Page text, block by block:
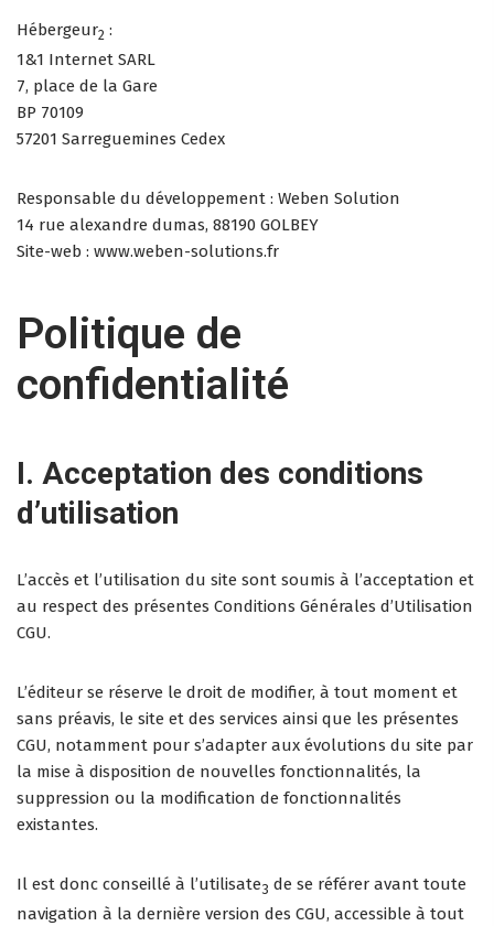
Hébergeur2 :
1&1 Internet SARL
7, place de la Gare
BP 70109
57201 Sarreguemines Cedex
Responsable du développement : Weben Solution
14 rue alexandre dumas, 88190 GOLBEY
Site-web : www.weben-solutions.fr
Politique de
confidentialité
I. Acceptation des conditions
d’utilisation
L’accès et l’utilisation du site sont soumis à l’acceptation et
au respect des présentes Conditions Générales d’Utilisation
CGU.
L’éditeur se réserve le droit de modifier, à tout moment et
sans préavis, le site et des services ainsi que les présentes
CGU, notamment pour s’adapter aux évolutions du site par
la mise à disposition de nouvelles fonctionnalités, la
suppression ou la modification de fonctionnalités
existantes.
Il est donc conseillé à l’utilisate3 de se référer avant toute
navigation à la dernière version des CGU, accessible à tout